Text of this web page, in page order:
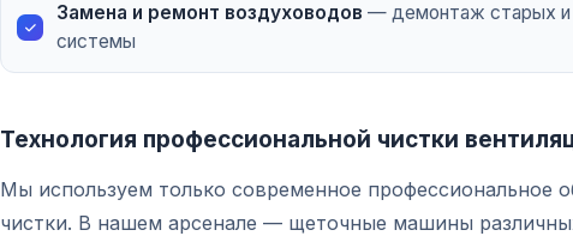
Замена и ремонт воздуховодов — демонтаж старых и
системы
Технология профессиональной чистки
Мы используем только современное профессиональное
чистки. В нашем арсенале — щеточные машины